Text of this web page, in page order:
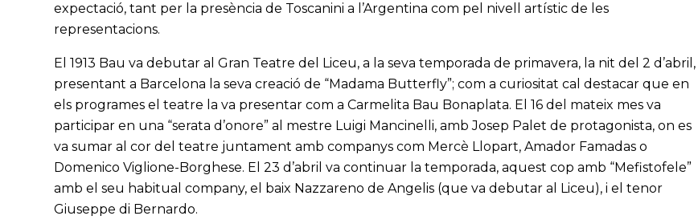
expectació, tant per la presència de Toscanini a l’Argentina com pel nivell artístic de les
representacions.
El 1913 Bau va debutar al Gran Teatre del Liceu, a la seva temporada de primavera, la nit del 2 d’abril,
presentant a Barcelona la seva creació de “Madama Butterfly”; com a curiositat cal destacar que en
els programes el teatre la va presentar com a Carmelita Bau Bonaplata. El 16 del mateix mes va
participar en una “serata d’onore” al mestre Luigi Mancinelli, amb Josep Palet de protagonista, on es
va sumar al cor del teatre juntament amb companys com Mercè Llopart, Amador Famadas o
Domenico Viglione-Borghese. El 23 d’abril va continuar la temporada, aquest cop amb “Mefistofele”
amb el seu habitual company, el baix Nazzareno de Angelis (que va debutar al Liceu), i el tenor
Giuseppe di Bernardo.